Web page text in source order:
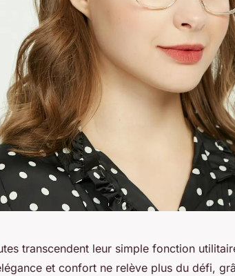
transcendent leur simple fonction
et confort ne relève plus du défi,